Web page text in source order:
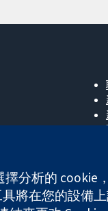
分析的 cookie
將在您的設備